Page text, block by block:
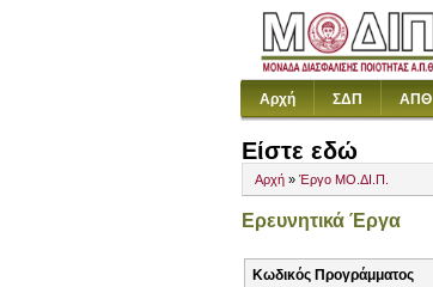
Αρχή ΣΔΠ ΑΠΘ
Είστε εδώ
Αρχή » Έργο ΜΟ.ΔΙ.Π.
Ερευνητικά Έργα
Κωδικός Προγράμματος